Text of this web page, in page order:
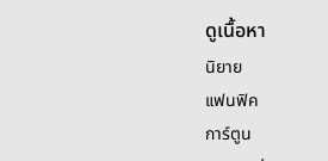
ดูเนื้อหา
นิยาย
แฟนฟิค
การ์ตูน